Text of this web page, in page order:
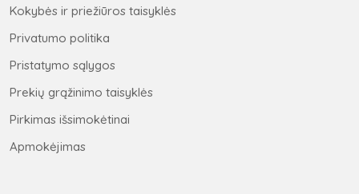
Kokybės ir priežiūros taisyklės
Privatumo politika
Pristatymo sąlygos
Prekių grąžinimo taisyklės
Pirkimas išsimokėtinai
Apmokėjimas